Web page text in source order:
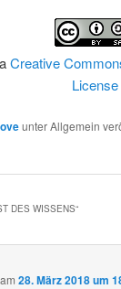
Creative
License
unter Allgemein
DES WISSENS“
am28. März 2018 um